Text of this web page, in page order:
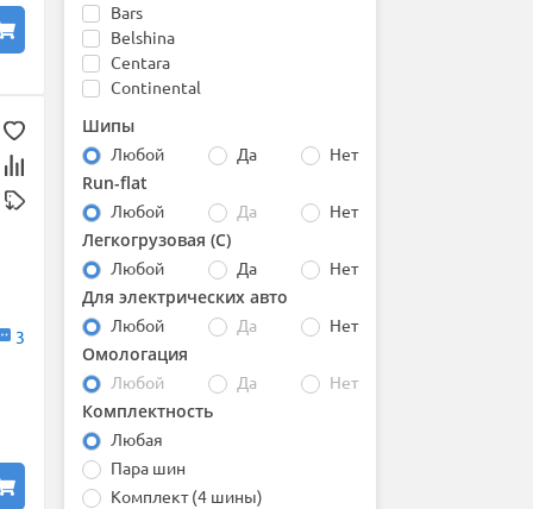
3
Bars
Belshina
Centara
Continental
Delinte
DoubleStar
Formula
Fortune
Gislaved
Goodride
Ikon (Nokian Tyres)
Joyroad
Kumho
Landsail
Landspider
Laufenn
Leao
Marshal
Шипы
Любой Да Нет
Run-flat
Любой Да Нет
Легкогрузовая (С)
Любой Да Нет
Для электрических авто
Любой Да Нет
Омологация
Любой Да Нет
Комплектность
Любая
Пара шин
Комплект (4 шины)